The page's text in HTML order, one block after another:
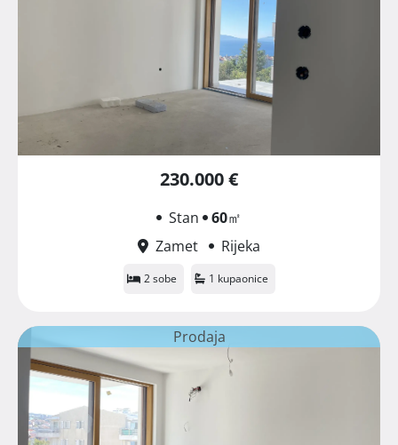
230.000 €
Stan 60㎡
Zamet
Rijeka
2 sobe 1 kupaonice
Prodaja